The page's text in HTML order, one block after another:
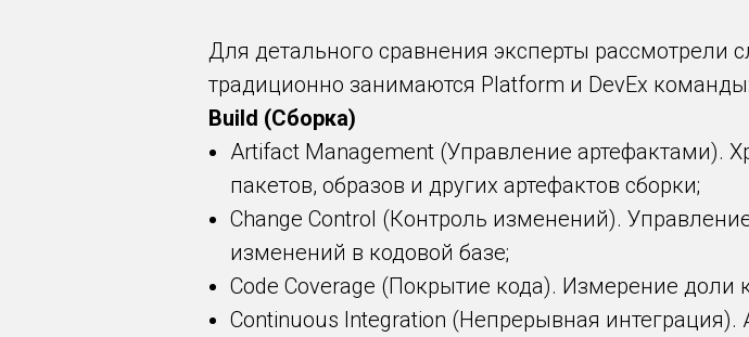
Для детального сравнения эксперты рассмотрели
традиционно занимаются Platform и DevEx команды:
Build (Сборка)
Artifact Management (Управление артефактами).
пакетов, образов и других артефактов сборки;
Change Control (Контроль изменений).
изменений в кодовой базе;
Code Coverage (Покрытие кода). Измерение доли
Continuous Integration (Непрерывная интеграция).